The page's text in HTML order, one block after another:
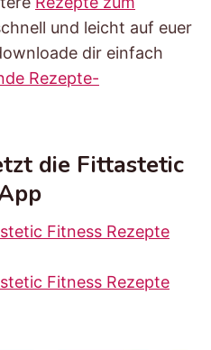
und leicht auf euer
dir einfach
Rezepte-
die Fittastetic
Fitness Rezepte
Fitness Rezepte